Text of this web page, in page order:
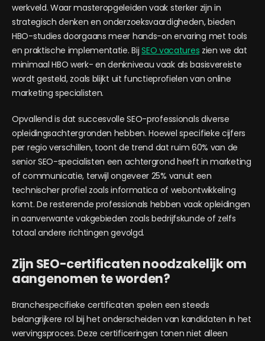
werkveld. Waar masteropgeleiden vaak sterker zijn in
strategisch denken en onderzoeksvaardigheden, bieden
HBO-studies doorgaans meer hands-on ervaring met tools
en praktische implementatie. BijSEO vacatures zien we dat
minimaal HBO werk- en denkniveau vaak als basisvereiste
wordt gesteld, zoals blijkt uit functieprofielen van online
marketing specialisten.
Opvallend is dat succesvolle SEO-professionals diverse
opleidingsachtergronden hebben. Hoewel specifieke cijfers
per regio verschillen, toont de trend dat ruim 60% van de
senior SEO-specialisten een achtergrond heeft in marketing
of communicatie, terwijl ongeveer 25% vanuit een
technischer profiel zoals informatica of webontwikkeling
komt. De resterende professionals hebben vaak opleidingen
in aanverwante vakgebieden zoals bedrijfskunde of zelfs
totaal andere richtingen gevolgd.
Zijn SEO-certificaten noodzakelijk om
aangenomen te worden?
Branchespecifieke certificaten spelen een steeds
belangrijkere rol bij het onderscheiden van kandidaten in het
wervingsproces. Deze certificeringen tonen niet alleen